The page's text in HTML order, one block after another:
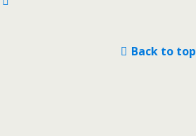
Back to top